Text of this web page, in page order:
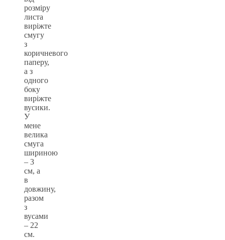
розміру
листа
виріжте
смугу
з
коричневого
паперу,
а з
одного
боку
виріжте
вусики.
У
мене
велика
смуга
шириною
– 3
см, а
в
довжину,
разом
з
вусами
– 22
см.